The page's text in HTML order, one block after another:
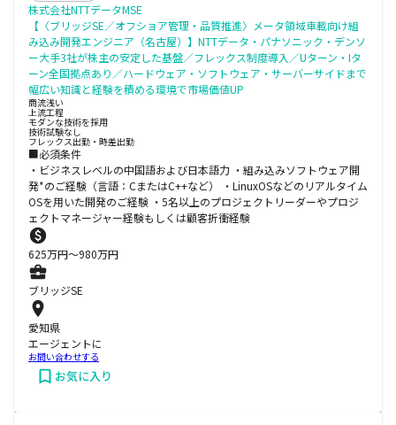
株式会社NTTデータMSE
【〈ブリッジSE／オフショア管理・品質推進〉メータ領域車載向け組
み込み開発エンジニア（名古屋）】NTTデータ・パナソニック・デンソ
ー大手3社が株主の安定した基盤／フレックス制度導入／Uターン・Iタ
ーン全国拠点あり／ハードウェア・ソフトウェア・サーバーサイドまで
幅広い知識と経験を積める環境で市場価値UP
商流浅い
上流工程
モダンな技術を採用
技術試験なし
フレックス出勤・時差出勤
■必須条件
・ビジネスレベルの中国語および日本語力 ・組み込みソフトウェア開
発*のご経験（言語：CまたはC++など） ・LinuxOSなどのリアルタイム
OSを用いた開発のご経験 ・5名以上のプロジェクトリーダーやプロジ
ェクトマネージャー経験もしくは顧客折衝経験
625万円〜980万円
ブリッジSE
愛知県
エージェントに
お問い合わせする
お気に入り